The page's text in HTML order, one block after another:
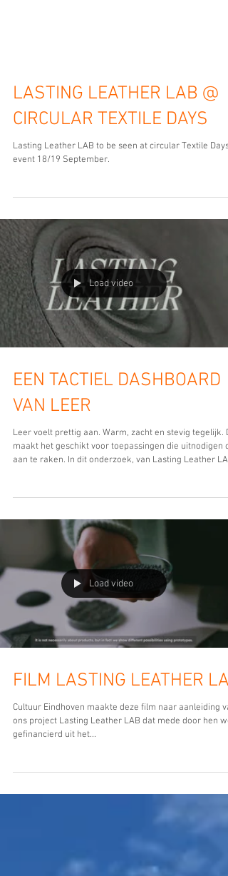
CIRCULAR TEXTILE DAYS
Lasting Leather LAB to be seen at circular Textile Days
event 18/19 September.
EEN TACTIEL DASHBOARD
VAN LEER
Leer voelt prettig aan. Warm, zacht en stevig tegelijk.
maakt het geschikt voor toepassingen die uitnodigen
aan te raken. In dit onderzoek, van Lasting Leather LAB
samen met Technische Universiteit Eindhoven, is
uit de auto-industrie verwerkt tot een interactief
bedieningspaneel. Daarvoor is een oude techniek
gebruikt: cuir bouilli . Door de combinatie van warmte en
water verandert leer van structuur, wordt het hard en
behoudt het zijn vorm. In deze demonst
FILM LASTING LEATHER
Cultuur Eindhoven maakte deze film naar aanleiding